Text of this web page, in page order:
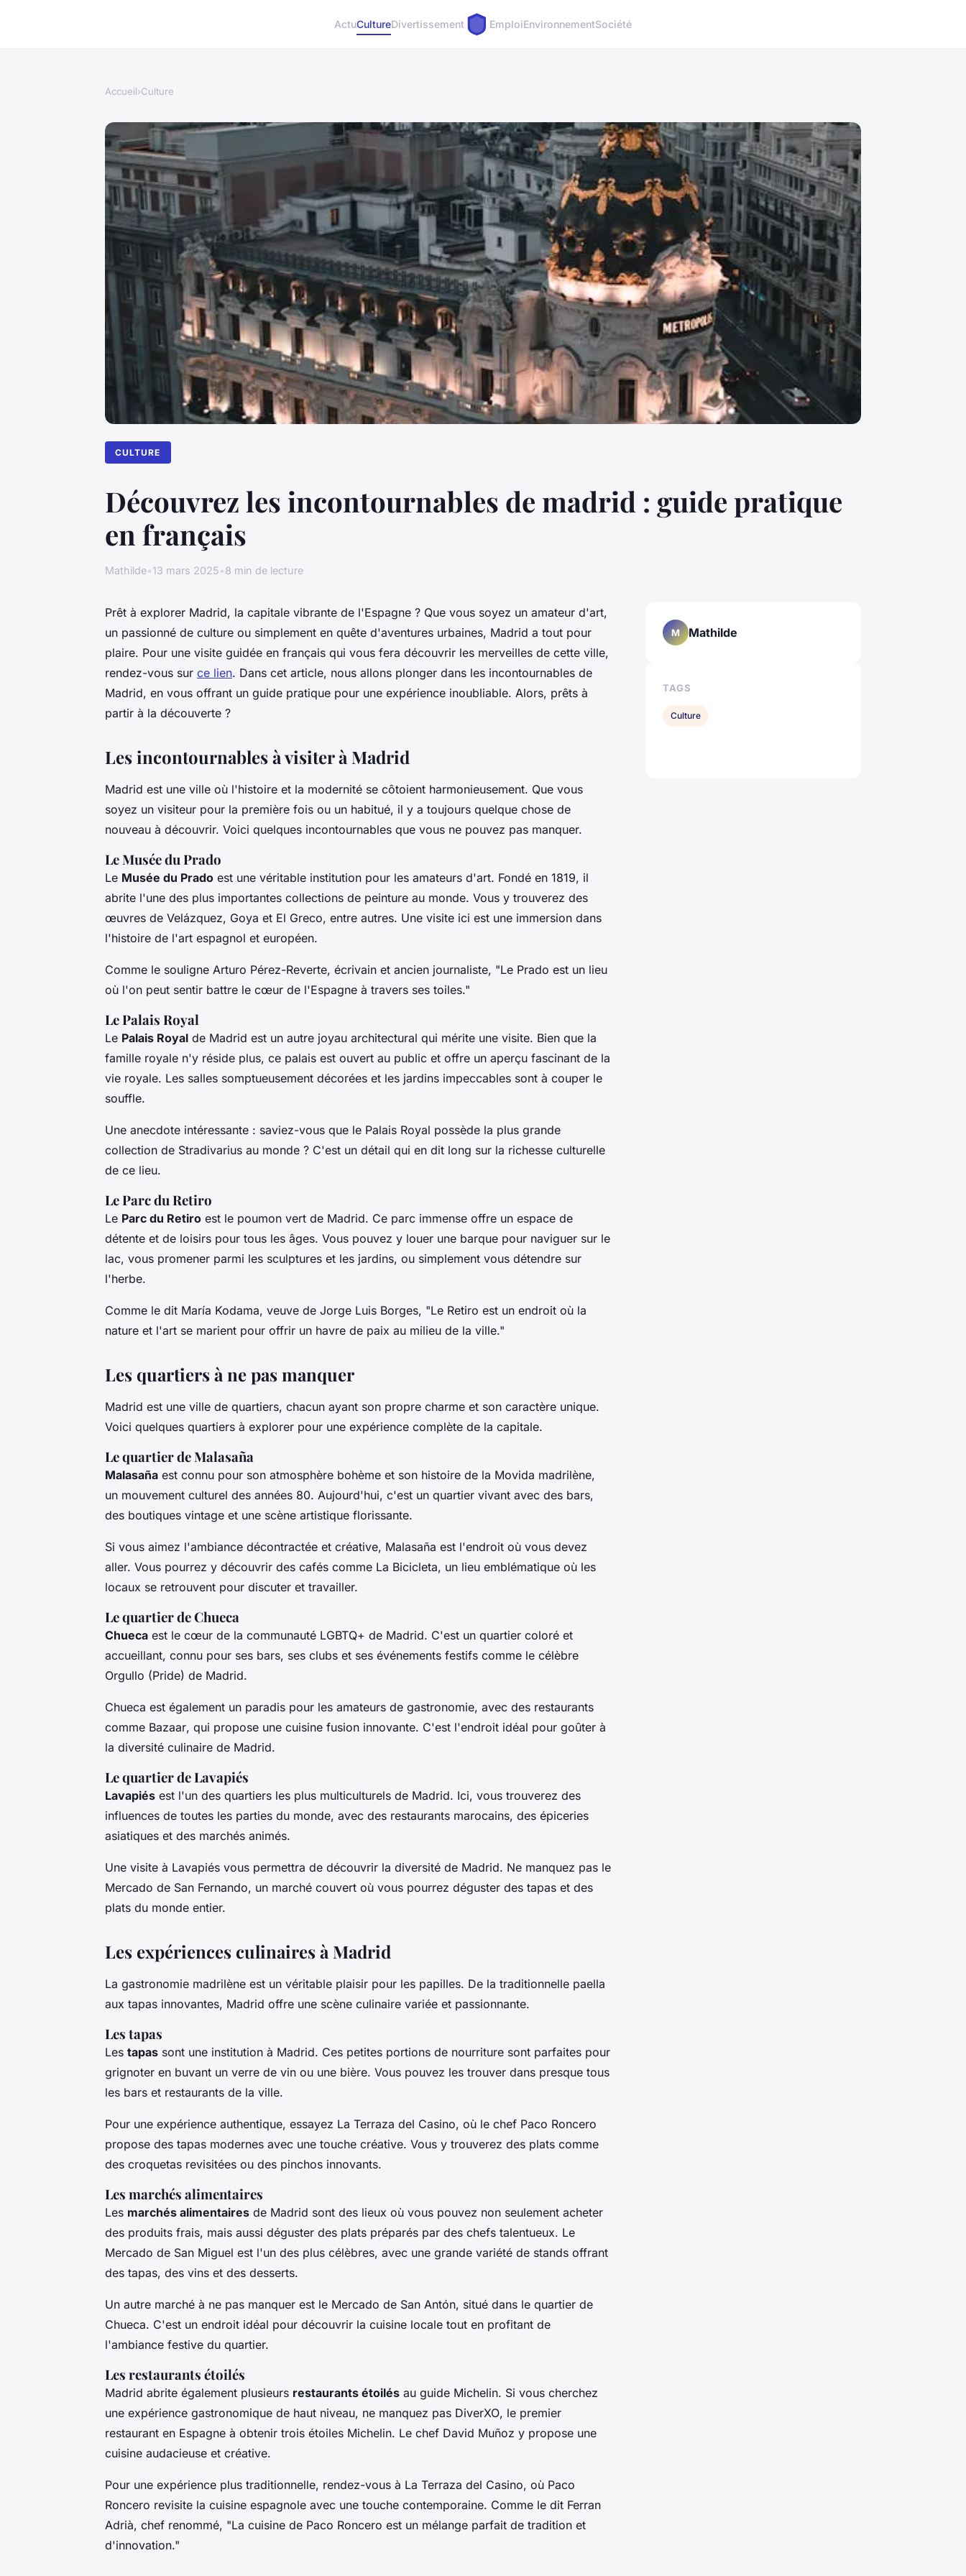
ActuCultureDivertissement EmploiEnvironnementSociété
Accueil›Culture
CULTURE
Découvrez les incontournables de madrid : guide pratique
en français
Mathilde•13 mars 2025•8 min de lecture
Prêt à explorer Madrid, la capitale vibrante de l'Espagne ? Que vous soyez un amateur d'art,
un passionné de culture ou simplement en quête d'aventures urbaines, Madrid a tout pour
plaire. Pour une visite guidée en français qui vous fera découvrir les merveilles de cette ville,
rendez-vous sur ce lien. Dans cet article, nous allons plonger dans les incontournables de
Madrid, en vous offrant un guide pratique pour une expérience inoubliable. Alors, prêts à
partir à la découverte ?
Les incontournables à visiter à Madrid
Madrid est une ville où l'histoire et la modernité se côtoient harmonieusement. Que vous
soyez un visiteur pour la première fois ou un habitué, il y a toujours quelque chose de
nouveau à découvrir. Voici quelques incontournables que vous ne pouvez pas manquer.
Le Musée du Prado
Le Musée du Prado est une véritable institution pour les amateurs d'art. Fondé en 1819, il
abrite l'une des plus importantes collections de peinture au monde. Vous y trouverez des
œuvres de Velázquez, Goya et El Greco, entre autres. Une visite ici est une immersion dans
l'histoire de l'art espagnol et européen.
Comme le souligne Arturo Pérez-Reverte, écrivain et ancien journaliste, "Le Prado est un lieu
où l'on peut sentir battre le cœur de l'Espagne à travers ses toiles."
Le Palais Royal
Le Palais Royal de Madrid est un autre joyau architectural qui mérite une visite. Bien que la
famille royale n'y réside plus, ce palais est ouvert au public et offre un aperçu fascinant de la
vie royale. Les salles somptueusement décorées et les jardins impeccables sont à couper le
souffle.
Une anecdote intéressante : saviez-vous que le Palais Royal possède la plus grande
collection de Stradivarius au monde ? C'est un détail qui en dit long sur la richesse culturelle
de ce lieu.
Le Parc du Retiro
Le Parc du Retiro est le poumon vert de Madrid. Ce parc immense offre un espace de
détente et de loisirs pour tous les âges. Vous pouvez y louer une barque pour naviguer sur le
lac, vous promener parmi les sculptures et les jardins, ou simplement vous détendre sur
l'herbe.
Comme le dit María Kodama, veuve de Jorge Luis Borges, "Le Retiro est un endroit où la
nature et l'art se marient pour offrir un havre de paix au milieu de la ville."
Les quartiers à ne pas manquer
Madrid est une ville de quartiers, chacun ayant son propre charme et son caractère unique.
Voici quelques quartiers à explorer pour une expérience complète de la capitale.
Le quartier de Malasaña
Malasaña est connu pour son atmosphère bohème et son histoire de la Movida madrilène,
un mouvement culturel des années 80. Aujourd'hui, c'est un quartier vivant avec des bars,
des boutiques vintage et une scène artistique florissante.
Si vous aimez l'ambiance décontractée et créative, Malasaña est l'endroit où vous devez
aller. Vous pourrez y découvrir des cafés comme La Bicicleta, un lieu emblématique où les
locaux se retrouvent pour discuter et travailler.
Le quartier de Chueca
Chueca est le cœur de la communauté LGBTQ+ de Madrid. C'est un quartier coloré et
accueillant, connu pour ses bars, ses clubs et ses événements festifs comme le célèbre
Orgullo (Pride) de Madrid.
Chueca est également un paradis pour les amateurs de gastronomie, avec des restaurants
comme Bazaar, qui propose une cuisine fusion innovante. C'est l'endroit idéal pour goûter à
la diversité culinaire de Madrid.
Le quartier de Lavapiés
Lavapiés est l'un des quartiers les plus multiculturels de Madrid. Ici, vous trouverez des
influences de toutes les parties du monde, avec des restaurants marocains, des épiceries
asiatiques et des marchés animés.
Une visite à Lavapiés vous permettra de découvrir la diversité de Madrid. Ne manquez pas le
Mercado de San Fernando, un marché couvert où vous pourrez déguster des tapas et des
plats du monde entier.
Les expériences culinaires à Madrid
La gastronomie madrilène est un véritable plaisir pour les papilles. De la traditionnelle paella
aux tapas innovantes, Madrid offre une scène culinaire variée et passionnante.
Les tapas
Les tapas sont une institution à Madrid. Ces petites portions de nourriture sont parfaites pour
grignoter en buvant un verre de vin ou une bière. Vous pouvez les trouver dans presque tous
les bars et restaurants de la ville.
Pour une expérience authentique, essayez La Terraza del Casino, où le chef Paco Roncero
propose des tapas modernes avec une touche créative. Vous y trouverez des plats comme
des croquetas revisitées ou des pinchos innovants.
Les marchés alimentaires
Les marchés alimentaires de Madrid sont des lieux où vous pouvez non seulement acheter
des produits frais, mais aussi déguster des plats préparés par des chefs talentueux. Le
Mercado de San Miguel est l'un des plus célèbres, avec une grande variété de stands offrant
des tapas, des vins et des desserts.
Un autre marché à ne pas manquer est le Mercado de San Antón, situé dans le quartier de
Chueca. C'est un endroit idéal pour découvrir la cuisine locale tout en profitant de
l'ambiance festive du quartier.
Les restaurants étoilés
Madrid abrite également plusieurs restaurants étoilés au guide Michelin. Si vous cherchez
une expérience gastronomique de haut niveau, ne manquez pas DiverXO, le premier
restaurant en Espagne à obtenir trois étoiles Michelin. Le chef David Muñoz y propose une
cuisine audacieuse et créative.
Pour une expérience plus traditionnelle, rendez-vous à La Terraza del Casino, où Paco
Roncero revisite la cuisine espagnole avec une touche contemporaine. Comme le dit Ferran
Adrià, chef renommé, "La cuisine de Paco Roncero est un mélange parfait de tradition et
d'innovation."
M Mathilde
TAGS
Culture